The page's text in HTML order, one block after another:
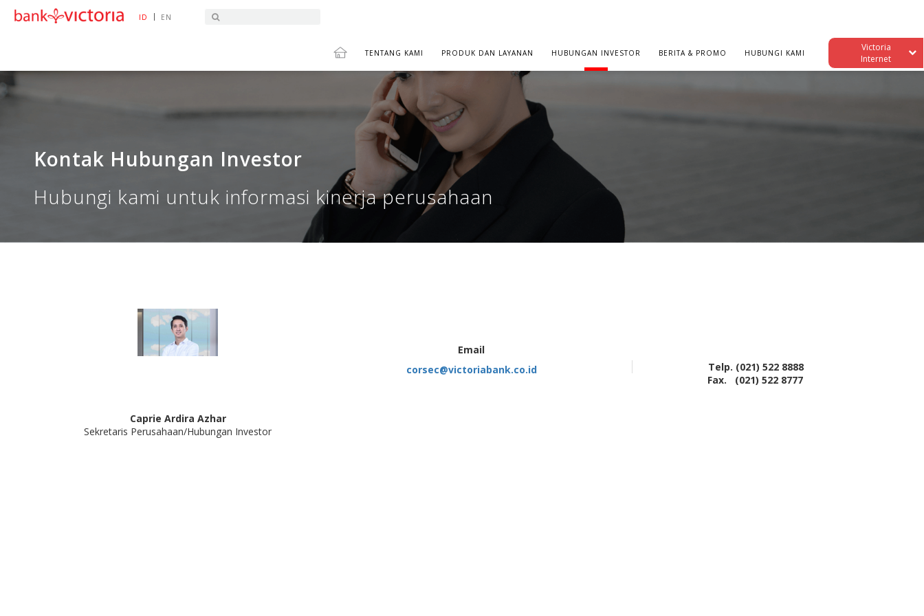
ID | EN
TENTANG KAMI PRODUK DAN LAYANAN HUBUNGAN INVESTOR BERITA & PROMO HUBUNGI KAMI
Victoria
Internet
Kontak Hubungan Investor
Hubungi kami untuk informasi kinerja perusahaan
Caprie Ardira Azhar
Sekretaris Perusahaan/Hubungan Investor
Email
corsec@victoriabank.co.id
Telp. (021) 522 8888
Fax. (021) 522 8777